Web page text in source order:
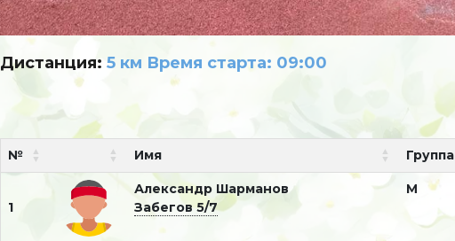
Дистанция:5 км Время старта: 09:00
№ Имя Группа
1
Александр Шарманов
Забегов 5/7
М